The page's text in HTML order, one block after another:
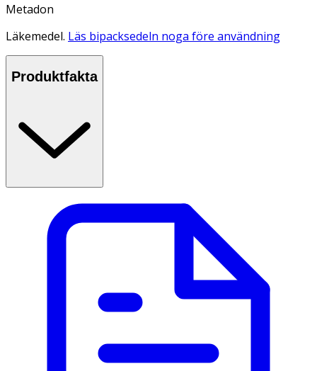
Metadon
Läkemedel. Läs bipacksedeln noga före användning
Produktfakta